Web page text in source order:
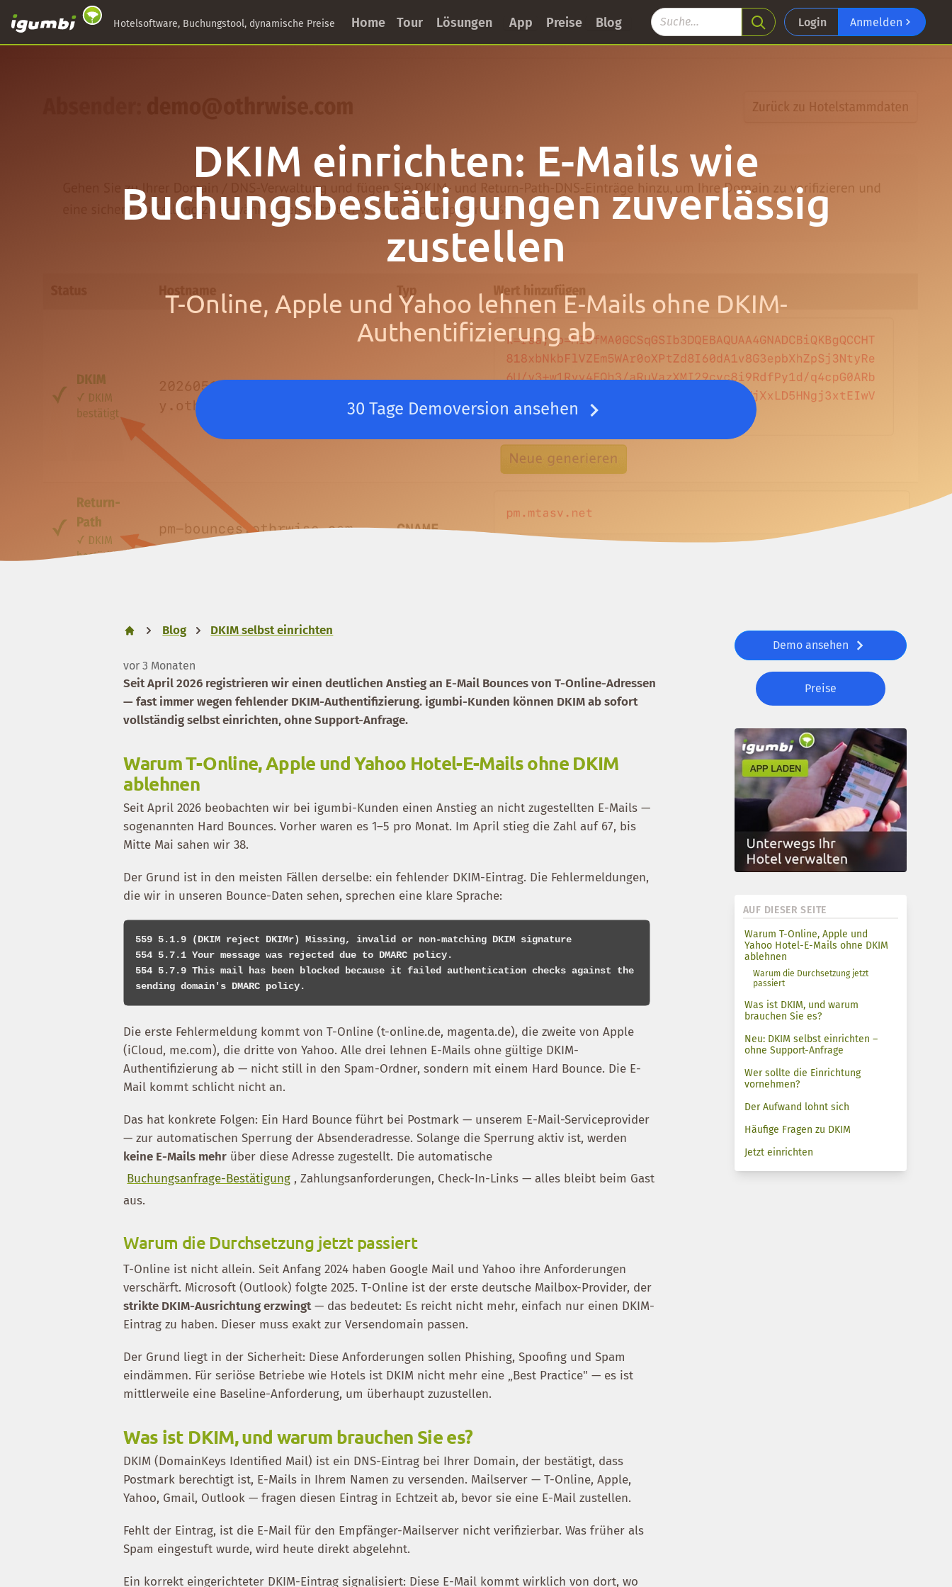
Hotelsoftware, Buchungstool, dynamische Preise Home Tour Lösungen App Preise Blog Login Anmelden
DKIM einrichten: E-Mails wie
Buchungsbestätigungen zuverlässig
zustellen
T-Online, Apple und Yahoo lehnen E-Mails ohne DKIM-
Authentifizierung ab
30 Tage Demoversion ansehen
Blog DKIM selbst einrichten
vor 3 Monaten
Seit April 2026 registrieren wir einen deutlichen Anstieg an E-Mail Bounces von T-Online-Adressen
— fast immer wegen fehlender DKIM-Authentifizierung. igumbi-Kunden können DKIM ab sofort
vollständig selbst einrichten, ohne Support-Anfrage.
Warum T-Online, Apple und Yahoo Hotel-E-Mails ohne DKIM
ablehnen
Seit April 2026 beobachten wir bei igumbi-Kunden einen Anstieg an nicht zugestellten E-Mails —
sogenannten Hard Bounces. Vorher waren es 1–5 pro Monat. Im April stieg die Zahl auf 67, bis
Mitte Mai sahen wir 38.
Der Grund ist in den meisten Fällen derselbe: ein fehlender DKIM-Eintrag. Die Fehlermeldungen,
die wir in unseren Bounce-Daten sehen, sprechen eine klare Sprache:
559 5.1.9 (DKIM reject DKIMr) Missing, invalid or non-matching DKIM signature
554 5.7.1 Your message was rejected due to DMARC policy.
554 5.7.9 This mail has been blocked because it failed authentication checks against the
Die erste Fehlermeldung kommt von T-Online (t-online.de, magenta.de), die zweite von Apple
(iCloud, me.com), die dritte von Yahoo. Alle drei lehnen E-Mails ohne gültige DKIM-
Authentifizierung ab — nicht still in den Spam-Ordner, sondern mit einem Hard Bounce. Die E-
Mail kommt schlicht nicht an.
Das hat konkrete Folgen: Ein Hard Bounce führt bei Postmark — unserem E-Mail-Serviceprovider
— zur automatischen Sperrung der Absenderadresse. Solange die Sperrung aktiv ist, werden
keine E-Mails mehr über diese Adresse zugestellt. Die automatische
Buchungsanfrage-Bestätigung , Zahlungsanforderungen, Check-In-Links — alles bleibt beim Gast
aus.
Warum die Durchsetzung jetzt passiert
T-Online ist nicht allein. Seit Anfang 2024 haben Google Mail und Yahoo ihre Anforderungen
verschärft. Microsoft (Outlook) folgte 2025. T-Online ist der erste deutsche Mailbox-Provider, der
strikte DKIM-Ausrichtung erzwingt— das bedeutet: Es reicht nicht mehr, einfach nur einen DKIM-
Eintrag zu haben. Dieser muss exakt zur Versendomain passen.
Der Grund liegt in der Sicherheit: Diese Anforderungen sollen Phishing, Spoofing und Spam
eindämmen. Für seriöse Betriebe wie Hotels ist DKIM nicht mehr eine „Best Practice" — es ist
mittlerweile eine Baseline-Anforderung, um überhaupt zuzustellen.
Was ist DKIM, und warum brauchen Sie es?
DKIM (DomainKeys Identified Mail) ist ein DNS-Eintrag bei Ihrer Domain, der bestätigt, dass
Postmark berechtigt ist, E-Mails in Ihrem Namen zu versenden. Mailserver — T-Online, Apple,
Yahoo, Gmail, Outlook — fragen diesen Eintrag in Echtzeit ab, bevor sie eine E-Mail zustellen.
Fehlt der Eintrag, ist die E-Mail für den Empfänger-Mailserver nicht verifizierbar. Was früher als
Spam eingestuft wurde, wird heute direkt abgelehnt.
Ein korrekt eingerichteter DKIM-Eintrag signalisiert: Diese E-Mail kommt wirklich von dort, wo
Demo ansehen
Preise
AUF DIESER SEITE
Warum T-Online, Apple und
Yahoo Hotel-E-Mails ohne DKIM
ablehnen
Warum die Durchsetzung jetzt
passiert
Was ist DKIM, und warum
brauchen Sie es?
Neu: DKIM selbst einrichten –
ohne Support-Anfrage
Wer sollte die Einrichtung
vornehmen?
Der Aufwand lohnt sich
Häufige Fragen zu DKIM
Jetzt einrichten